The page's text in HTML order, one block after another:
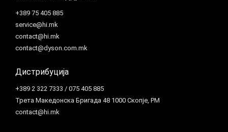
+389 75 405 885
service@hi.mk
contact@hi.mk
contact@dyson.com.mk
Дистрибуција
+389 2 322 7333 / 075 405 885
Трета Македонска Бригада 48 1000 Скопје, РМ
contact@hi.mk